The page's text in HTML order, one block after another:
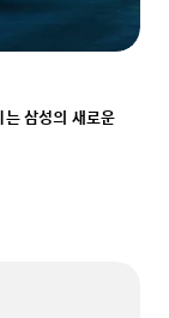
삼성의 새로운